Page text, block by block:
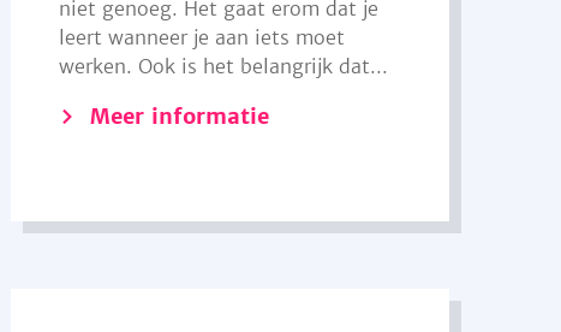
niet genoeg. Het gaat erom dat je
leert wanneer je aan iets moet
werken. Ook is het belangrijk dat...
Meer informatie